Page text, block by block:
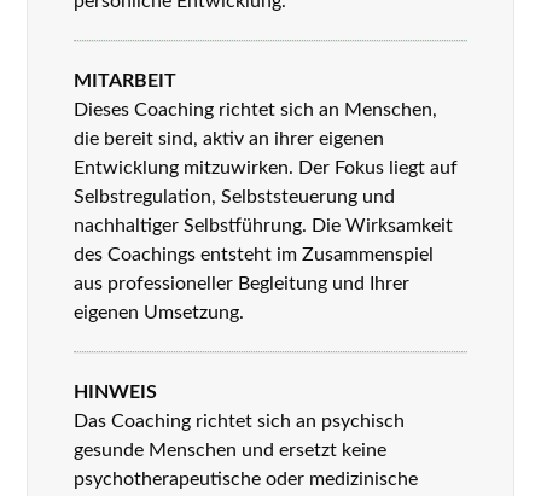
MITARBEIT
Dieses Coaching richtet sich an Menschen,
die bereit sind, aktiv an ihrer eigenen
Entwicklung mitzuwirken. Der Fokus liegt auf
Selbstregulation, Selbststeuerung und
nachhaltiger Selbstführung. Die Wirksamkeit
des Coachings entsteht im Zusammenspiel
aus professioneller Begleitung und Ihrer
eigenen Umsetzung.
HINWEIS
Das Coaching richtet sich an psychisch
gesunde Menschen und ersetzt keine
psychotherapeutische oder medizinische